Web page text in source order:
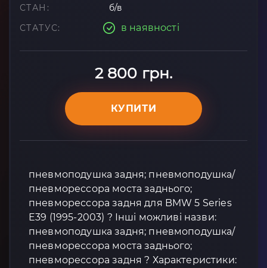
СТАН:
б/в
СТАТУС:
в наявності
2 800 грн.
КУПИТИ
пневмоподушка задня; пневмоподушка/
пневморессора моста заднього;
пневморессора задня для BMW 5 Series
E39 (1995-2003) ? Інші можливі назви:
пневмоподушка задня; пневмоподушка/
пневморессора моста заднього;
пневморессора задня ? Характеристики: